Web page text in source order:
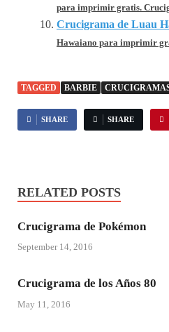
para imprimir gratis.
Crucigrama de Luau
Hawaiano para imprimir
TAGGED BARBIE
SHARE SHARE
RELATED POSTS
Crucigrama de Pokémon
September 14, 2016
Crucigrama de los Años 80
May 11, 2016